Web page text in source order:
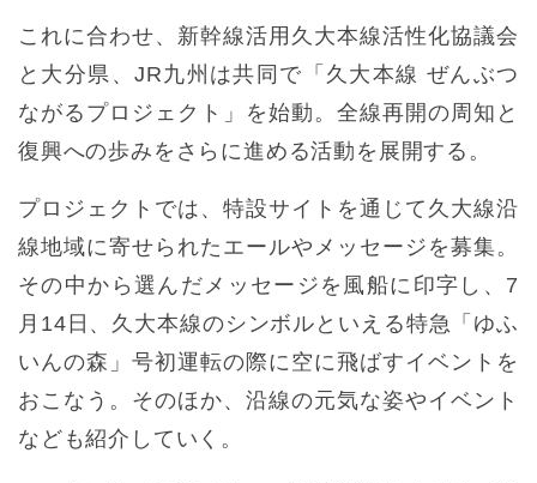
これに合わせ、新幹線活用久大本線活性化協議会
と大分県、JR九州は共同で「久大本線 ぜんぶつ
ながるプロジェクト」を始動。全線再開の周知と
復興への歩みをさらに進める活動を展開する。
プロジェクトでは、特設サイトを通じて久大線沿
線地域に寄せられたエールやメッセージを募集。
その中から選んだメッセージを風船に印字し、7
月14日、久大本線のシンボルといえる特急「ゆふ
いんの森」号初運転の際に空に飛ばすイベントを
おこなう。そのほか、沿線の元気な姿やイベント
なども紹介していく。